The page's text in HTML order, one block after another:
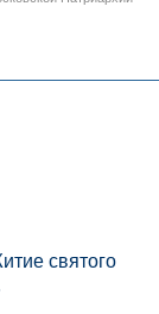
святого